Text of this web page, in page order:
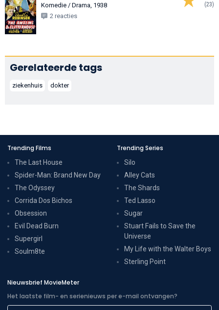
(23)
Komedie / Drama, 1938
2 reacties
Gerelateerde tags
ziekenhuis dokter
Trending Films
The Last House
Spider-Man: Brand New Day
The Odyssey
Corrida Dos Bichos
Obsession
Evil Dead Burn
Supergirl
Soulm8te
Trending Series
Silo
Alley Cats
The Shards
Ted Lasso
Sugar
Stuart Fails to Save the
Universe
My Life with the Walter Boys
Sterling Point
Nieuwsbrief MovieMeter
Het laatste film- en serienieuws per e-mail ontvangen?